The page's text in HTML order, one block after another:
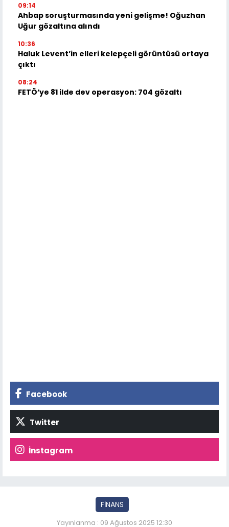
09:14
Ahbap soruşturmasında yeni gelişme! Oğuzhan
Uğur gözaltına alındı
10:36
Haluk Levent’in elleri kelepçeli görüntüsü ortaya
çıktı
08:24
FETÖ’ye 81 ilde dev operasyon: 704 gözaltı
Facebook
Twitter
İnstagram
FİNANS
Yayınlanma : 09 Ağustos 2025 12:30